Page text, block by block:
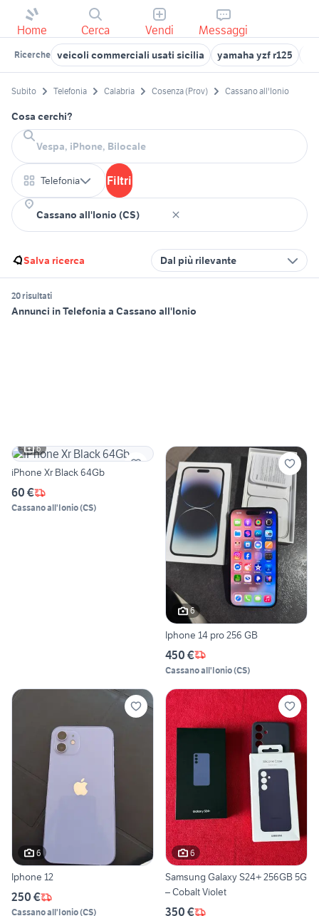
Home Cerca Vendi Messaggi
Ricerche veicoli commerciali usati sicilia yamaha yzf r125
Subito Telefonia Calabria Cosenza (Prov) Cassano all'Ionio
Cosa cerchi?
Telefonia Filtri
Salva ricerca Dal più rilevante
20 risultati
Annunci in Telefonia a Cassano all'Ionio
6
iPhone Xr Black 64Gb
60 €
Cassano all'Ionio(CS)
6
Iphone 14 pro 256 GB
450 €
Cassano all'Ionio(CS)
6
Iphone 12
250 €
Cassano all'Ionio(CS)
6
Samsung Galaxy S24+ 256GB 5G
– Cobalt Violet
350 €